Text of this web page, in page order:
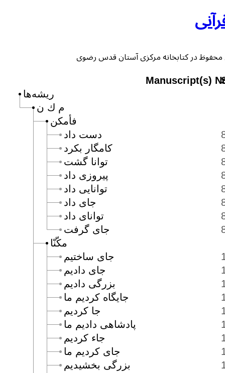
ریشه‌ها
م ك ن
فأمكن
مكّنّا
دست داد
كامگار بكرد
توانا گشت
پيروزى داد
توانايى داد
جاى داد
تواناى داد
جاى گرفت
جاى ساختيم
جاى داديم
بزرگى داديم
جايگاه كرديم ما
جا كرديم
پادشاهى داديم ما
جاء كرديم
جاى كرديم ما
بزرگى بخشيديم
Manuscript(s)